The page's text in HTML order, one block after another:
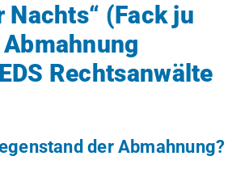
Nachts“ (Fack ju
Rechtsanwälte
der Abmahnung?